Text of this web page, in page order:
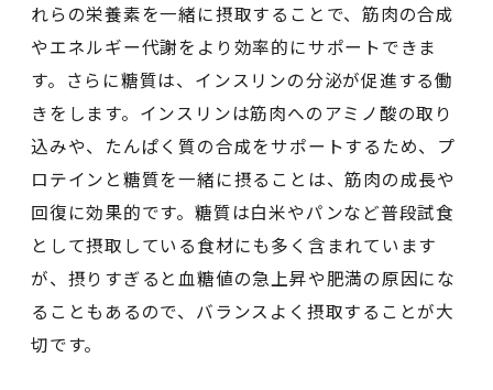
れらの栄養素を一緒に摂取することで、筋肉の合成
やエネルギー代謝をより効率的にサポートできま
す。さらに糖質は、インスリンの分泌が促進する働
きをします。インスリンは筋肉へのアミノ酸の取り
込みや、たんぱく質の合成をサポートするため、プ
ロテインと糖質を一緒に摂ることは、筋肉の成長や
回復に効果的です。糖質は白米やパンなど普段試食
として摂取している食材にも多く含まれています
が、摂りすぎると血糖値の急上昇や肥満の原因にな
ることもあるので、バランスよく摂取することが大
切です。